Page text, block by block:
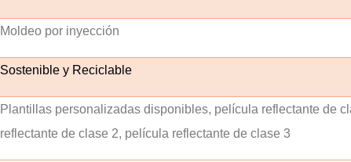
Moldeo por inyección
Sostenible y Reciclable
Plantillas personalizadas disponibles, película reflectante de
reflectante de clase 2, película reflectante de clase 3